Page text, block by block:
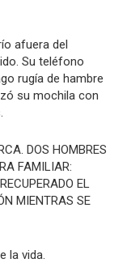
afuera del
Su teléfono
rugía de hambre
su mochila con
DOS HOMBRES
FAMILIAR:
EL
MIENTRAS SE
la vida.